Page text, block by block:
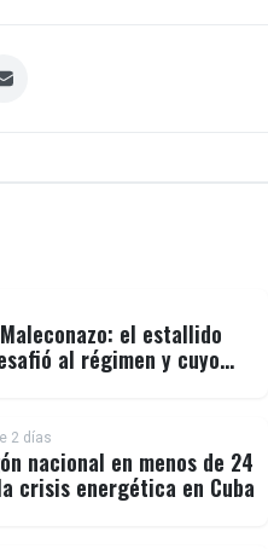
el estallido
al régimen y cuyo
2 días
nacional en menos de 24
crisis energética en Cuba